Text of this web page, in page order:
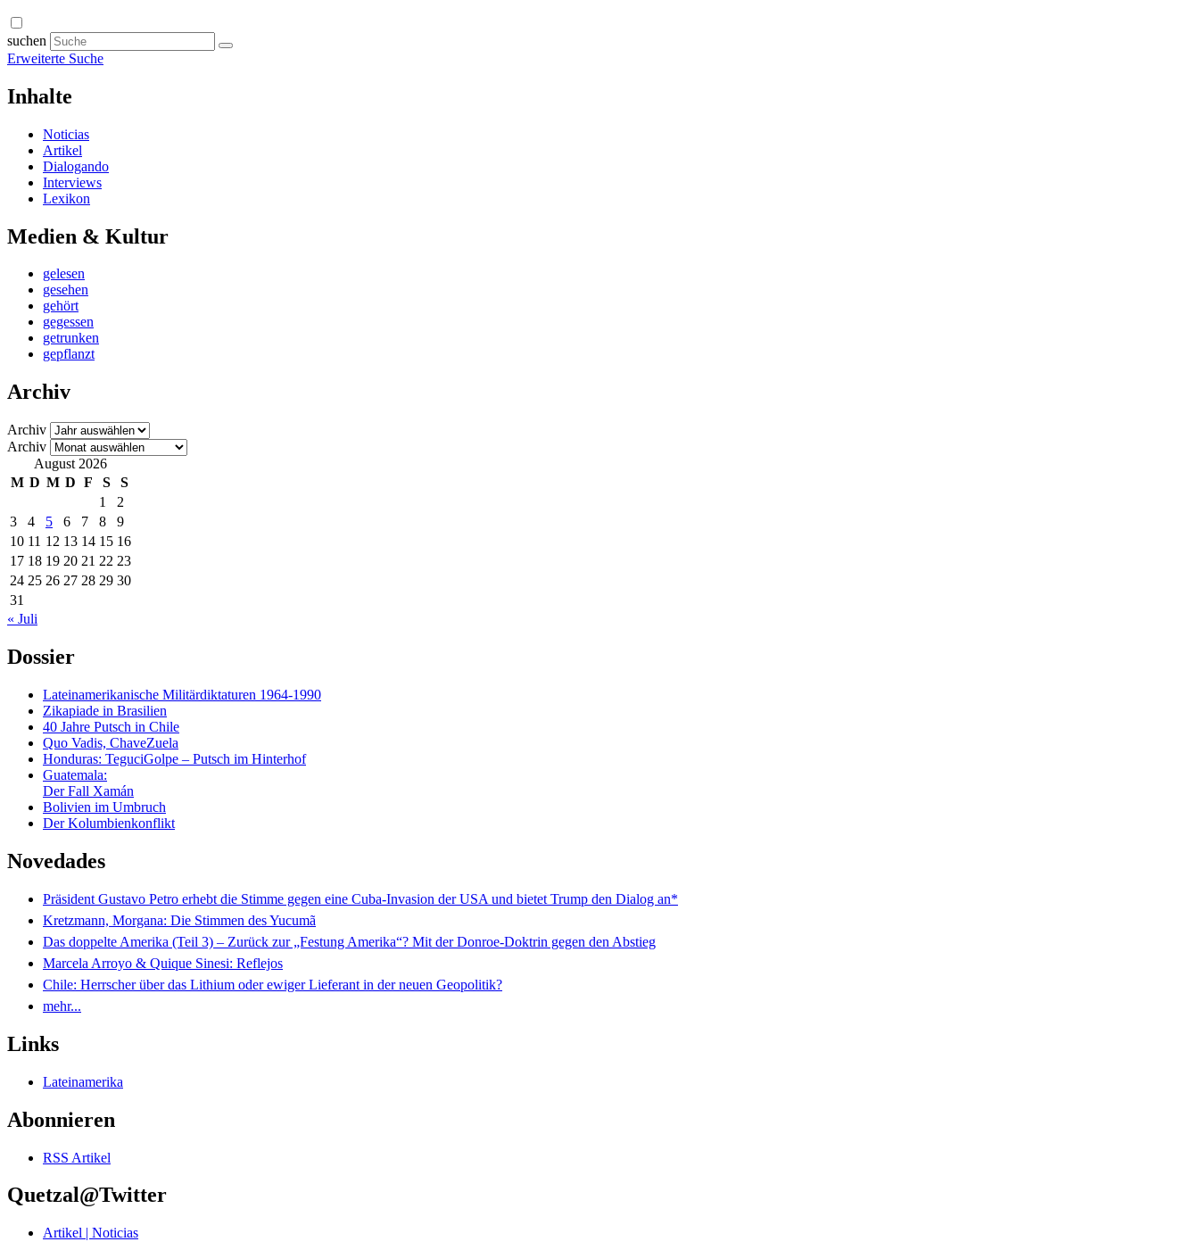
suchen
Erweiterte Suche
Inhalte
Noticias
Artikel
Dialogando
Interviews
Lexikon
Medien & Kultur
gelesen
gesehen
gehört
gegessen
getrunken
gepflanzt
Archiv
Archiv
Archiv
August 2026
M D M D F S
S
1
2
3
4 5 6 7 8
9
10 11 12 13 14 15 16
17 18 19 20 21 22 23
24 25 26 27 28 29 30
31
« Juli
Dossier
Lateinamerikanische Militärdiktaturen 1964-1990
Zikapiade in Brasilien
40 Jahre Putsch in Chile
Quo Vadis, ChaveZuela
Honduras: TeguciGolpe – Putsch im Hinterhof
Guatemala:
Der Fall Xamán
Bolivien im Umbruch
Der Kolumbienkonflikt
Novedades
Präsident Gustavo Petro erhebt die Stimme gegen eine Cuba-Invasion der USA und bietet Trump den Dialog an*
Kretzmann, Morgana: Die Stimmen des Yucumã
Das doppelte Amerika (Teil 3) – Zurück zur „Festung Amerika“? Mit der Donroe-Doktrin gegen den Abstieg
Marcela Arroyo & Quique Sinesi: Reflejos
Chile: Herrscher über das Lithium oder ewiger Lieferant in der neuen Geopolitik?
mehr...
Links
Lateinamerika
Abonnieren
RSS Artikel
Quetzal@Twitter
Artikel | Noticias